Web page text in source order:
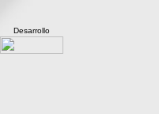
Desarrollo